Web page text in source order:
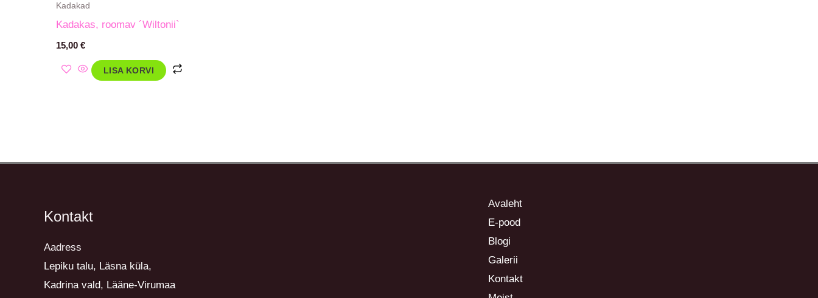
Kadakad
Kadakas, roomav ´Wiltonii`
15,00 €
LISA KORVI
Kontakt
Aadress
Lepiku talu, Läsna küla,
Kadrina vald, Lääne-Virumaa
Avaleht
E-pood
Blogi
Galerii
Kontakt